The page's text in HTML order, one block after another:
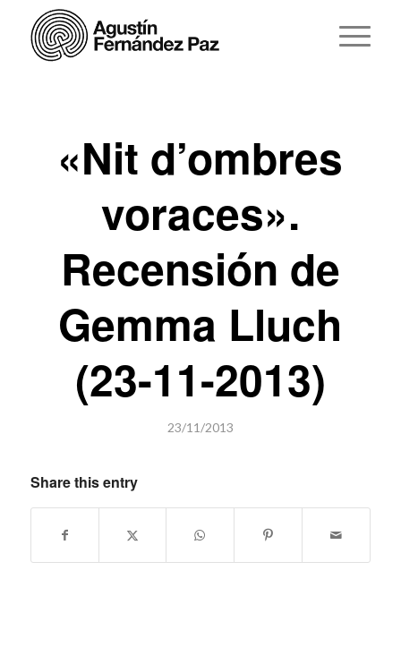
«Nit d’ombres
voraces».
Recensión de
Gemma Lluch
(23-11-2013)
23/11/2013
Share this entry